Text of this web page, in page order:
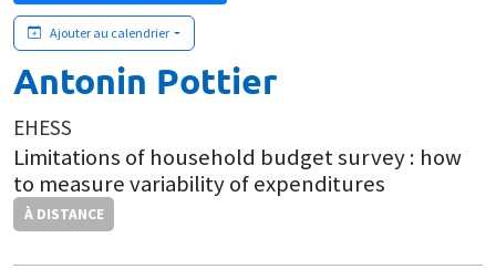
Ajouter au calendrier
Antonin Pottier
EHESS
Limitations of household budget survey : how
to measure variability of expenditures
À DISTANCE